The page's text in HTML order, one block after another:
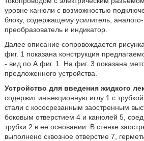
уровне канюли с возможностью
блоку, содержащему усилитель,
преобразователь и индикатор.
Далее описание сопровождается
фиг. 1 показана конструкция
- вид по А фиг. 1. На фиг. 3 показана
предложенного устройства.
Устройство для введения жидкого
содержит инъекционную иглу 1 с
стали с кососрезанным заостренным
боковым отверстием 4 и канюлей 5,
трубки 2 в ее основании. В стенке
выполнено сквозное отверстие 7,